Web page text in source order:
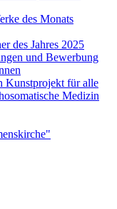
des Monats
des Jahres 2025
und Bewerbung
Kunstprojekt für alle
Medizin